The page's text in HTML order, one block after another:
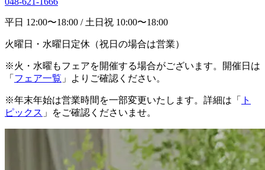
平日 12:00〜18:00 / 土日祝 10:00〜18:00
火曜日・水曜日定休（祝日の場合は営業）
※火・水曜もフェアを開催する場合がございます。開催日は
「 フェア一覧 」よりご確認ください。
※年末年始は営業時間を一部変更いたします。詳細は「
ト
ピックス 」をご確認くださいませ。